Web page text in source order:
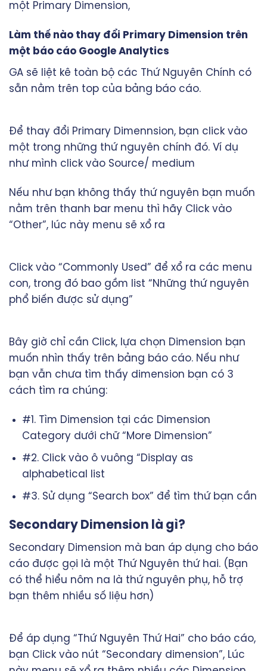
một Primary Dimension,
Làm thế nào thay đổi Primary Dimension trên
một báo cáo Google Analytics
GA sẽ liệt kê toàn bộ các Thứ Nguyên Chính có
sẵn nằm trên top của bảng báo cáo.
Để thay đổi Primary Dimennsion, bạn click vào
một trong những thứ nguyên chính đó. Ví dụ
như mình click vào Source/ medium
Nếu như bạn không thấy thứ nguyên bạn muốn
nằm trên thanh bar menu thì hãy Click vào
“Other”, lúc này menu sẽ xổ ra
Click vào “Commonly Used” để xổ ra các menu
con, trong đó bao gồm list “Những thứ nguyên
phổ biến được sử dụng”
Bây giờ chỉ cần Click, lựa chọn Dimension bạn
muốn nhìn thấy trên bảng báo cáo. Nếu như
bạn vẫn chưa tìm thấy dimension bạn có 3
cách tìm ra chúng:
#1. Tìm Dimension tại các Dimension
Category dưới chữ “More Dimension”
#2. Click vào ô vuông “Display as
alphabetical list
#3. Sử dụng “Search box” để tìm thứ bạn cần
Secondary Dimension là gì?
Secondary Dimension mà ban áp dụng cho báo
cáo được gọi là một Thứ Nguyên thứ hai. (Bạn
có thể hiểu nôm na là thứ nguyên phụ, hỗ trợ
bạn thêm nhiều số liệu hơn)
Để áp dụng “Thứ Nguyên Thứ Hai” cho báo cáo,
bạn Click vào nút “Secondary dimension”, Lúc